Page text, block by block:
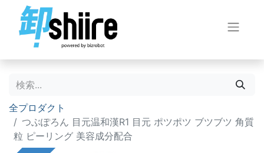
全プロダクト
つぶぽろん 目元温和漢R1 目元 ポツポツ ブツブツ 角質
粒 ピーリング 美容成分配合